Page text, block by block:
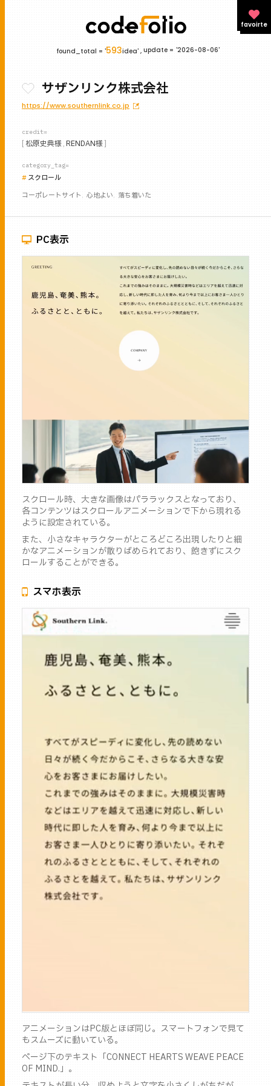
found_total = '593idea' , update ='2026-08-06'
favoirte
PC表示
スクロール時、大きな画像はパララックスとなっており、
各コンテンツはスクロールアニメーションで下から現れる
ように設定されている。
また、小さなキャラクターがところどころ出現したりと細
かなアニメーションが散りばめられており、飽きずにスク
ロールすることができる。
スマホ表示
アニメーションはPC版とほぼ同じ。スマートフォンで見て
もスムーズに動いている。
ページ下のテキスト「CONNECT HEARTS WEAVE PEACE
OF MIND.」。
サザンリンク株式会社
https://www.southernlink.co.jp
credit=
松原史典様 RENDAN様
category_tag=
スクロール
コーポレートサイト 心地よい 落ち着いた